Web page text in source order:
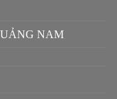
NAM